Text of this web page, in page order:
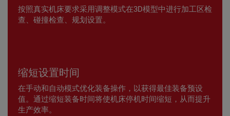
按照真实机床要求采用调整模式在3D模型中进行加工区检
查、碰撞检查、规划设置。
缩短设置时间
在手动和自动模式优化装备操作，以获得最佳装备预设
值。通过缩短装备时间将使机床停机时间缩短，从而提升
生产效率。